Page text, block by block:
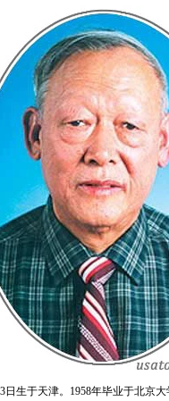
生于天津。1958年毕业于北京